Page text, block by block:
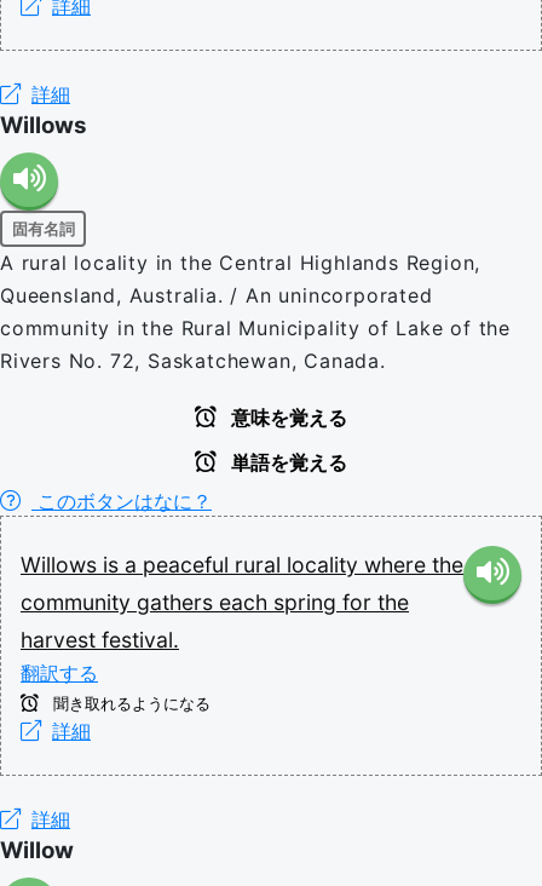
詳細
詳細
Willows
固有名詞
A rural locality in the Central Highlands Region,
Queensland, Australia. / An unincorporated
community in the Rural Municipality of Lake of the
Rivers No. 72, Saskatchewan, Canada.
意味を覚える
単語を覚える
このボタンはなに？
Willows is a peaceful rural locality where the
community gathers each spring for the
harvest festival.
翻訳する
聞き取れるようになる
詳細
詳細
Willow